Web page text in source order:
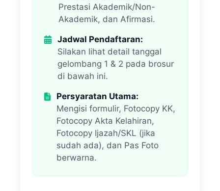
Prestasi Akademik/Non-
Akademik, dan Afirmasi.
Jadwal Pendaftaran:
Silakan lihat detail tanggal
gelombang 1 & 2 pada brosur
di bawah ini.
Persyaratan Utama:
Mengisi formulir, Fotocopy KK,
Fotocopy Akta Kelahiran,
Fotocopy Ijazah/SKL (jika
sudah ada), dan Pas Foto
berwarna.